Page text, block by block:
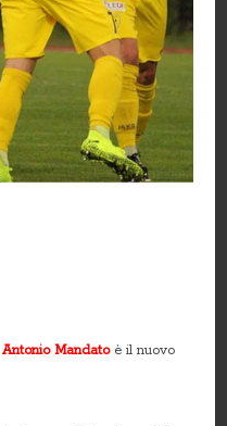
Antonio Mandato è il nuovo